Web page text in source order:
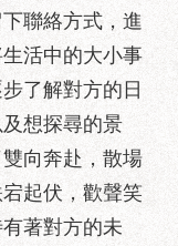
聯絡方式，進
活中的大小事
了解對方的日
想探尋的景
向奔赴，散場
起伏，歡聲笑
著對方的未